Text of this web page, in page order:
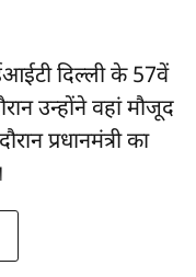
दिल्लीके 57वें
उन्होंने वहां मौजूद
प्रधानमंत्री का